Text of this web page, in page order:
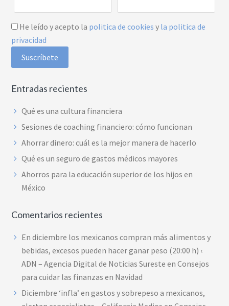
He leído y acepto la politica de cookies y la politica de
privacidad
Entradas recientes
Qué es una cultura financiera
Sesiones de coaching financiero: cómo funcionan
Ahorrar dinero: cuál es la mejor manera de hacerlo
Qué es un seguro de gastos médicos mayores
Ahorros para la educación superior de los hijos en
México
Comentarios recientes
En diciembre los mexicanos compran más alimentos y
bebidas, excesos pueden hacer ganar peso (20:00 h) ‹
ADN – Agencia Digital de Noticias Sureste enConsejos
para cuidar las finanzas en Navidad
Diciembre ‘infla’ en gastos y sobrepeso a mexicanos,